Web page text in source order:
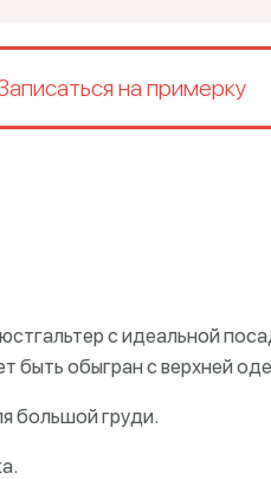
на примерку
с идеальной
быть обыгран с верхней
большой груди.